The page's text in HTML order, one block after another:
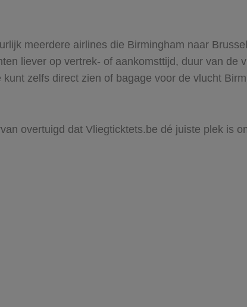
meerdere airlines die Birmingham naar
liever op vertrek- of aankomsttijd, duur van de
zelfs direct zien of bagage voor de vlucht
overtuigd dat Vliegticktets.be dé juiste plek is